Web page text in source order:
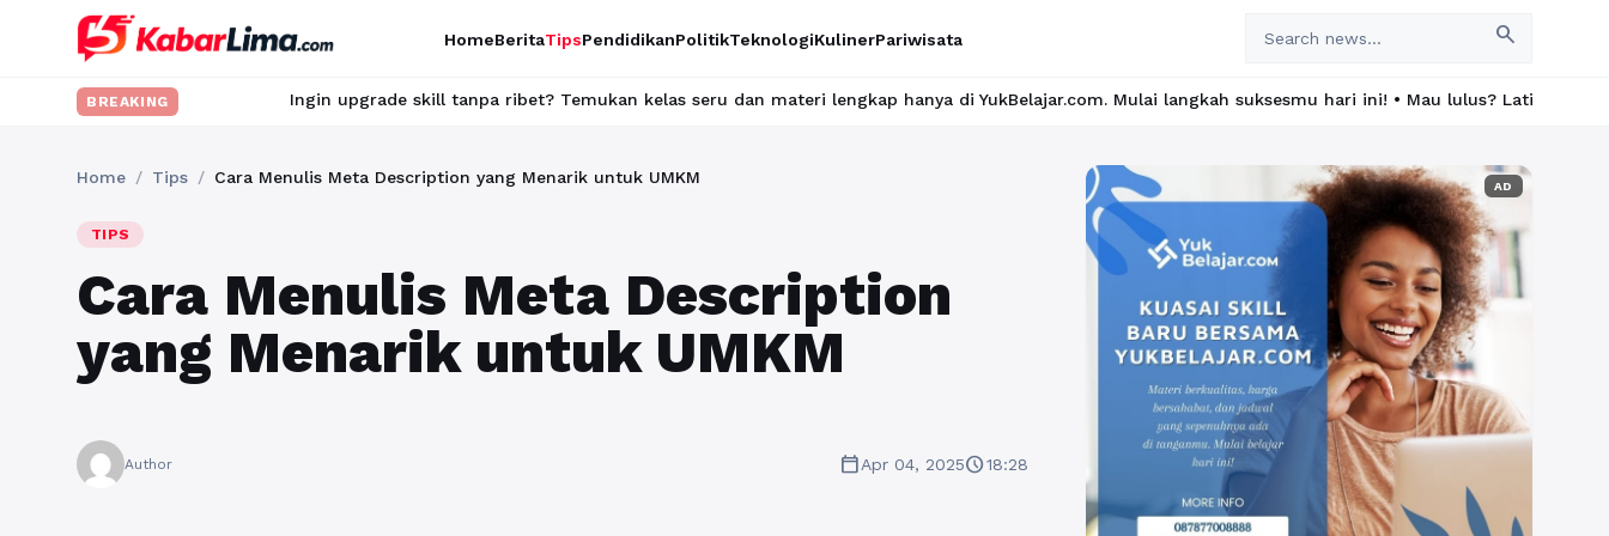
HomeBeritaTipsPendidikanPolitikTeknologiKulinerPariwisata search
BREAKINGIngin upgrade skill tanpa ribet? Temukan kelas seru dan materi lengkap hanya di YukBelajar.com. Mulai langkah suksesmu hari ini! • Mau lulus? Latih dirimu dengan
Home / Tips / Cara Menulis Meta Description yang Menarik untuk UMKM
TIPS
Cara Menulis Meta Description
yang Menarik untuk UMKM
Author calendar_todayApr 04, 2025schedule18:28
AD